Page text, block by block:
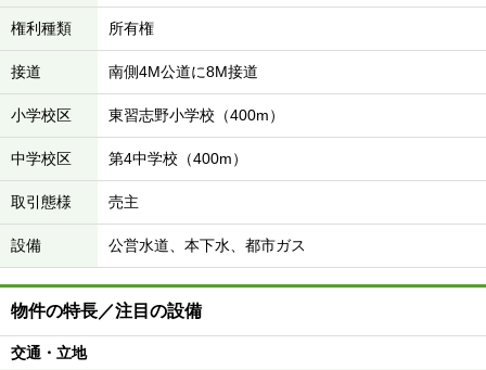
権利種類 所有権
接道 南側4M公道に8M接道
小学校区 東習志野小学校（400m）
中学校区 第4中学校（400m）
取引態様 売主
設備 公営水道、本下水、都市ガス
物件の特長／注目の設備
交通・立地